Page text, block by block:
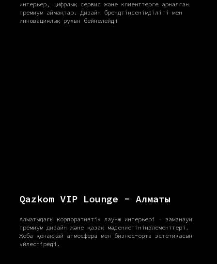
интерьер, цифрлық сервис және клиенттерге арналған
премиум аймақтар. Дизайн брендтің сенімділігі мен
инновациялық рухын бейнелейді
Qazkom VIP Lounge - Алматы
Алматыдағы корпоративтік лаунж интерьері - заманауи
премиум дизайн және қазақ мәдениетінің элементтері.
Жоба қонақжай атмосфера мен бизнес-орта эстетикасын
үйлестіреді.